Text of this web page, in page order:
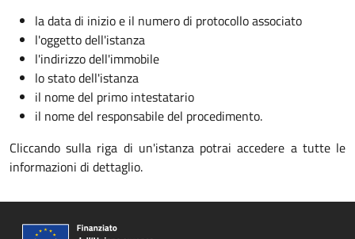
la data di inizio e il numero di protocollo associato
l'oggetto dell'istanza
l'indirizzo dell'immobile
lo stato dell'istanza
il nome del primo intestatario
il nome del responsabile del procedimento.
Cliccando sulla riga di un'istanza potrai accedere a tutte le
informazioni di dettaglio.